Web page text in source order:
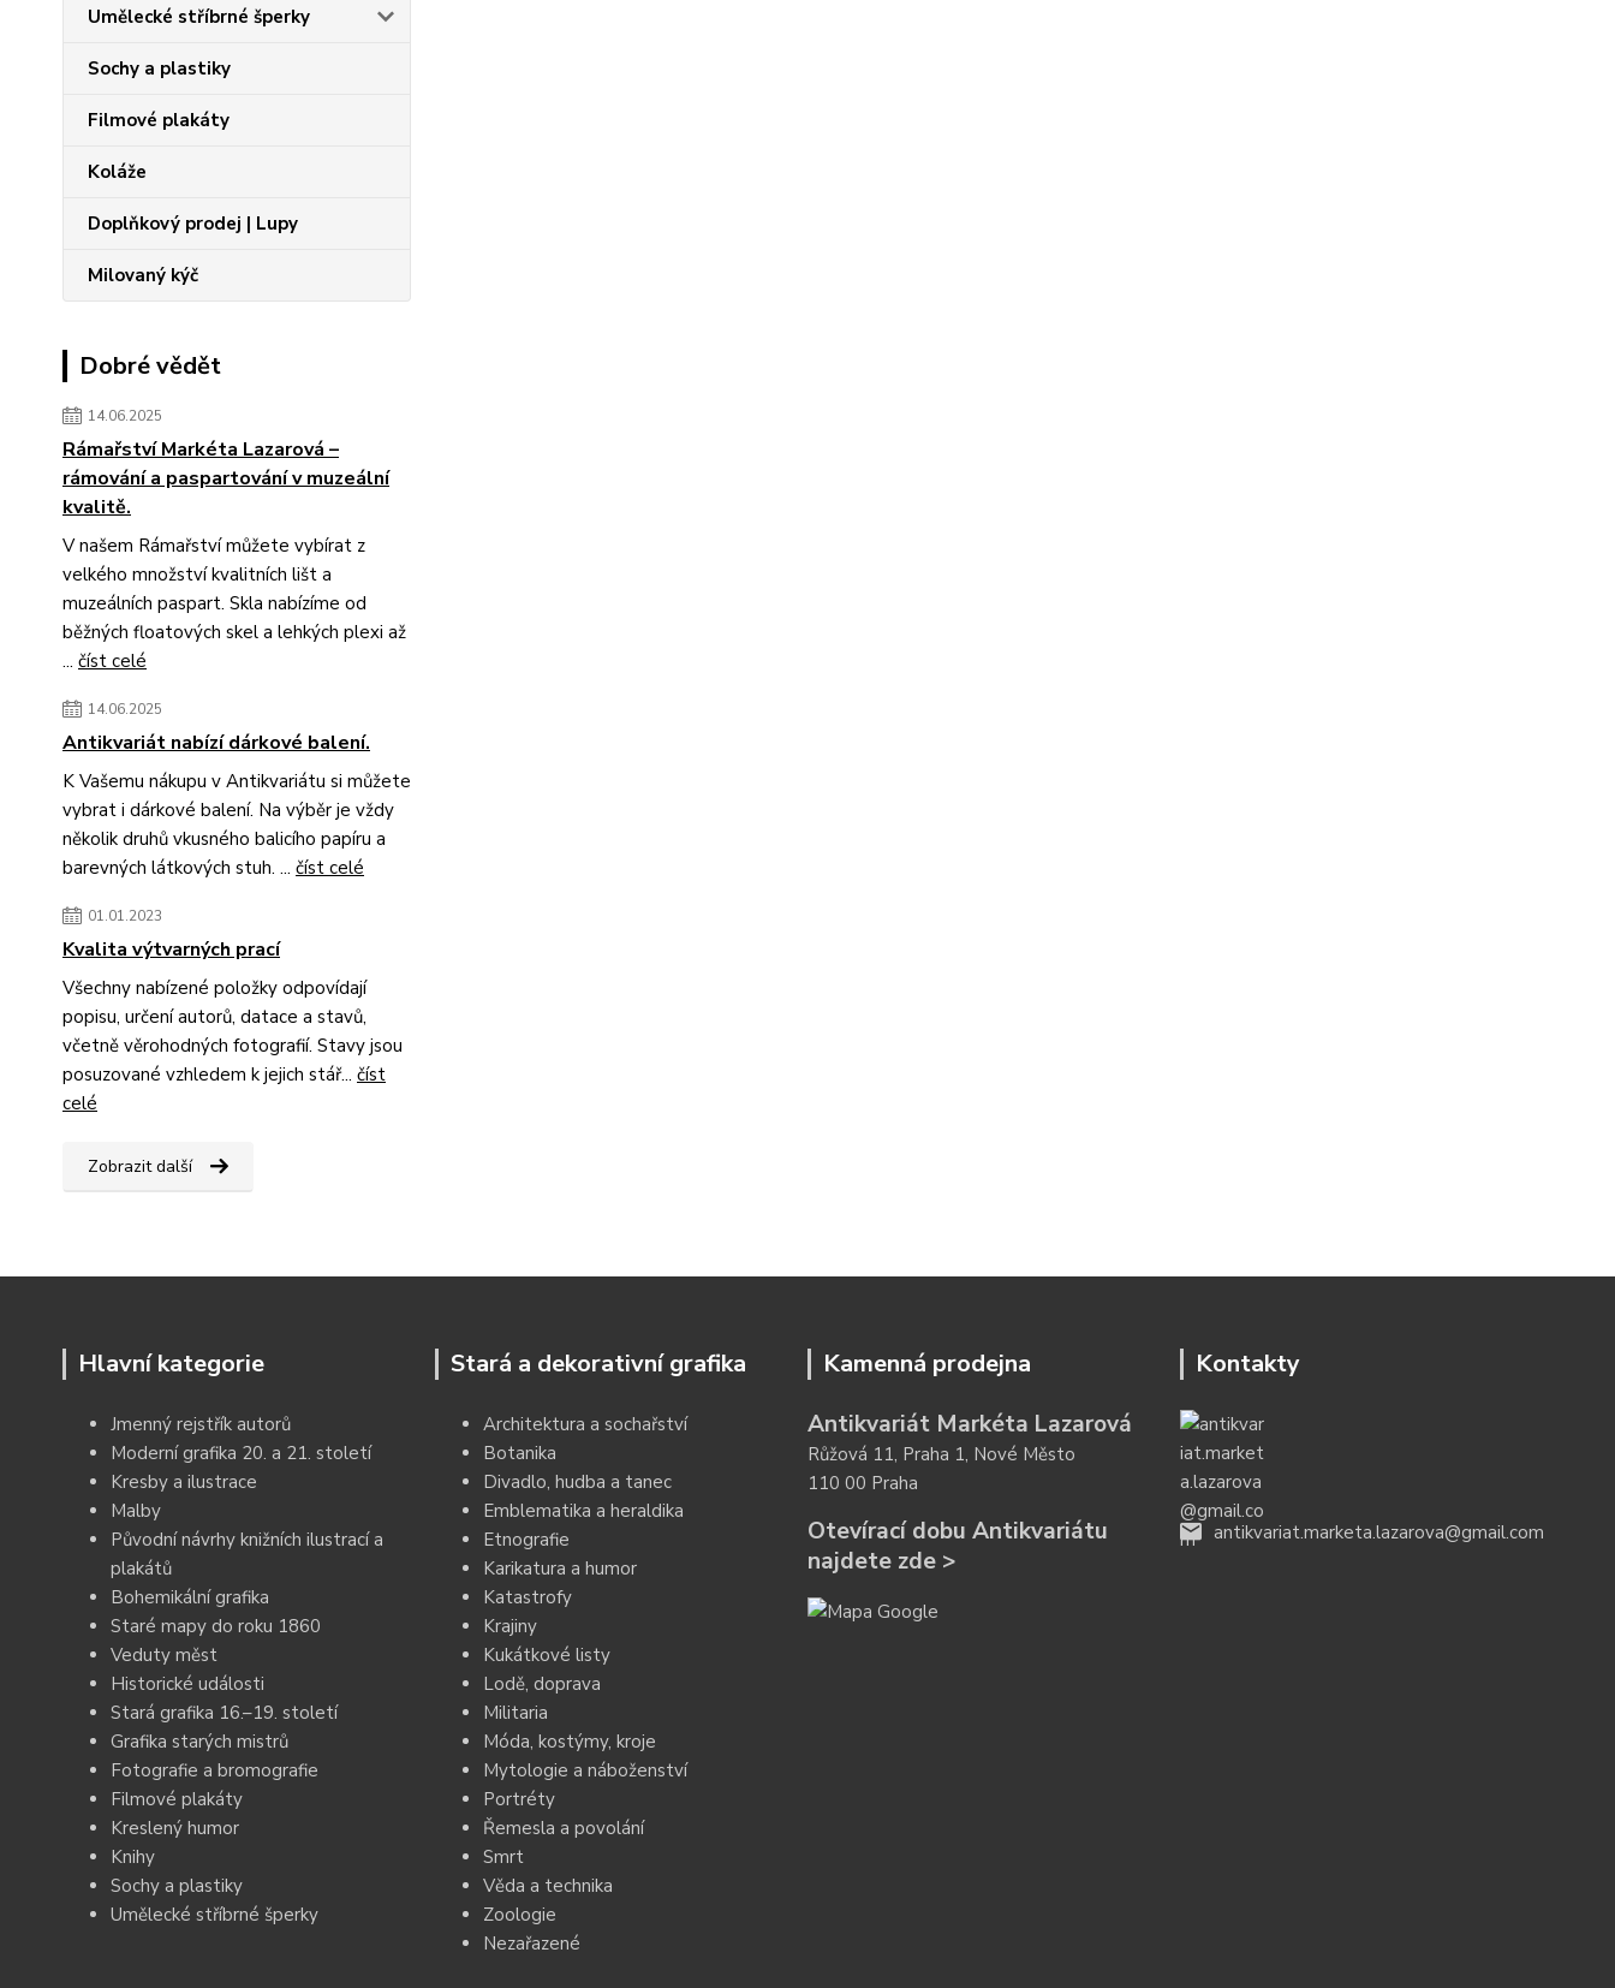
Umělecké stříbrné šperky
Sochy a plastiky
Filmové plakáty
Koláže
Doplňkový prodej | Lupy
Milovaný kýč
Dobré vědět
14.06.2025
Rámařství Markéta Lazarová –
rámování a paspartování v muzeální
kvalitě.
V našem Rámařství můžete vybírat z
velkého množství kvalitních lišt a
muzeálních paspart. Skla nabízíme od
běžných floatových skel a lehkých plexi až
... číst celé
14.06.2025
Antikvariát nabízí dárkové balení.
K Vašemu nákupu v Antikvariátu si můžete
vybrat i dárkové balení. Na výběr je vždy
několik druhů vkusného balicího papíru a
barevných látkových stuh. ... číst celé
01.01.2023
Kvalita výtvarných prací
Všechny nabízené položky odpovídají
popisu, určení autorů, datace a stavů,
včetně věrohodných fotografií. Stavy jsou
posuzované vzhledem k jejich stář... číst
celé
Zobrazit další
Hlavní kategorie
Jmenný rejstřík autorů
Moderní grafika 20. a 21. století
Kresby a ilustrace
Malby
Původní návrhy knižních ilustrací a
plakátů
Bohemikální grafika
Staré mapy do roku 1860
Veduty měst
Historické události
Stará grafika 16.–19. století
Grafika starých mistrů
Fotografie a bromografie
Filmové plakáty
Kreslený humor
Knihy
Sochy a plastiky
Umělecké stříbrné šperky
Stará a dekorativní grafika
Architektura a sochařství
Botanika
Divadlo, hudba a tanec
Emblematika a heraldika
Etnografie
Karikatura a humor
Katastrofy
Krajiny
Kukátkové listy
Lodě, doprava
Militaria
Móda, kostýmy, kroje
Mytologie a náboženství
Portréty
Řemesla a povolání
Smrt
Věda a technika
Zoologie
Nezařazené
Kamenná prodejna
Antikvariát Markéta Lazarová
Růžová 11, Praha 1, Nové Město
110 00 Praha
Otevírací dobu Antikvariátu
najdete zde >
Kontakty
antikvariat.marketa.lazarova@gmail.com